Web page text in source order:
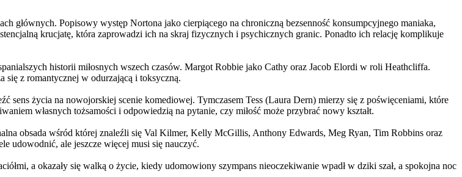
głównych. Popisowy występ Nortona jako cierpiącego na chroniczną bezsenność konsumpcyjnego maniaka,
krucjatę, która zaprowadzi ich na skraj fizycznych i psychicznych granic. Ponadto ich relację komplikuje
historii miłosnych wszech czasów. Margot Robbie jako Cathy oraz Jacob Elordi w roli Heathcliffa.
się z romantycznej w odurzającą i toksyczną.
życia na nowojorskiej scenie komediowej. Tymczasem Tess (Laura Dern) mierzy się z poświęceniami, które
własnych tożsamości i odpowiedzią na pytanie, czy miłość może przybrać nowy kształt.
obsada wśród której znaleźli się Val Kilmer, Kelly McGillis, Anthony Edwards, Meg Ryan, Tim Robbins oraz
udowodnić, ale jeszcze więcej musi się nauczyć.
a okazały się walką o życie, kiedy udomowiony szympans nieoczekiwanie wpadł w dziki szał, a spokojna noc